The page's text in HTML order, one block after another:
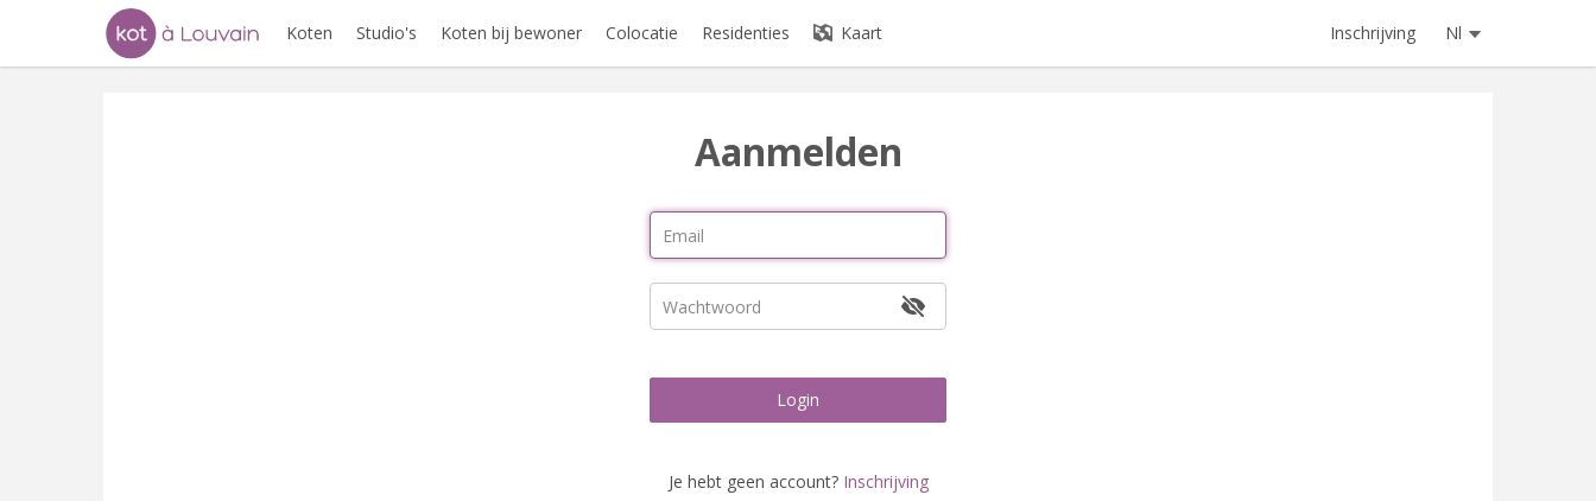
Koten Studio's Koten bij bewoner Colocatie Residenties Kaart Inschrijving Nl
Aanmelden
Login
Je hebt geen account? Inschrijving